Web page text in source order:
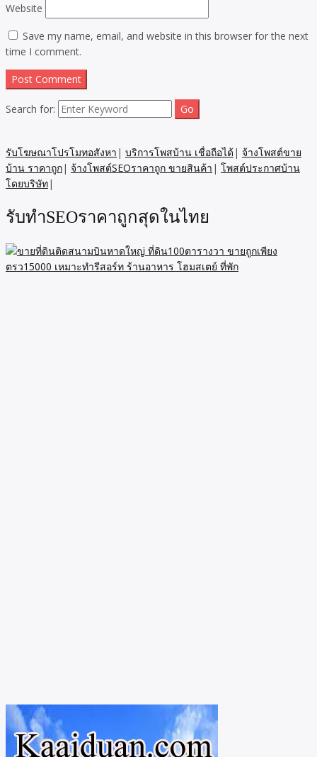
Website
Save my name, email, and website in this browser for the next
time I comment.
Search for:
รับโฆษณาโปรโมทอสังหา | บริการโพสบ้าน เชื่อถือได้| จ้างโพสต์ขาย
บ้าน ราคาถูก| จ้างโพสต์SEOราคาถูก ขายสินค้า | โพสต์ประกาศบ้าน
โดยบริษัท|
รับทำSEOราคาถูกสุดในไทย